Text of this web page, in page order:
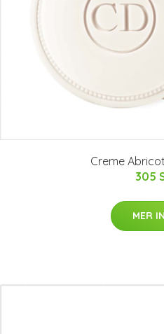
Creme
305
MER